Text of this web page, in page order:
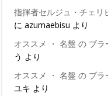
指揮者セルジュ・チェリ
に azumaebisu より
オススメ ・ 名盤 の ブ
う より
オススメ ・ 名盤 の ブ
ユキ より